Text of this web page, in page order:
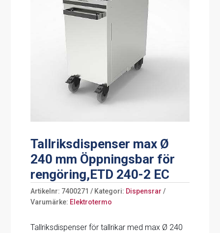
Tallriksdispenser max Ø
240 mm Öppningsbar för
rengöring,ETD 240-2 EC
Artikelnr: 7400271 Kategori: Dispensrar
Varumärke: Elektrotermo
Tallriksdispenser för tallrikar med max Ø 240